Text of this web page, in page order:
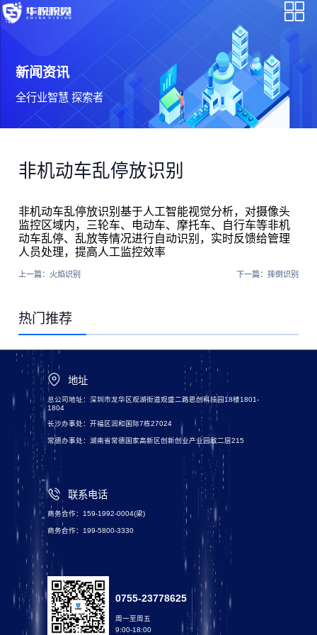
新闻资讯
全行业智慧 探索者
非机动车乱停放识别
非机动车乱停放识别基于人工智能视觉分析，对摄像头
监控区域内，三轮车、电动车、摩托车、自行车等非机
动车乱停、乱放等情况进行自动识别，实时反馈给管理
人员处理，提高人工监控效率
上一篇： 火焰识别 下一篇：摔倒识别
热门推荐
地址
总公司地址：深圳市龙华区观湖街道观盛二路思创科技园18楼1801-
1804
长沙办事处：开福区润和国际7栋27024
常德办事处：湖南省常德国家高新区创新创业产业园敌二层215
联系电话
商务合作：159-1992-0004(梁)
商务合作：199-5800-3330
0755-23778625
周一至周五
9:00-18:00